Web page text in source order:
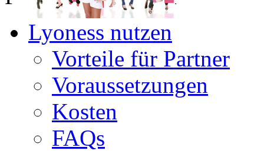
Lyoness nutzen
Vorteile für Partner
Voraussetzungen
Kosten
FAQs